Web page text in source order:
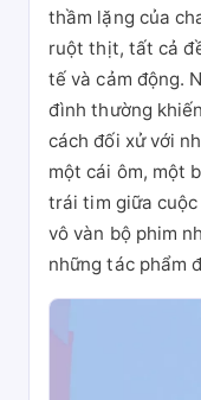
thầm lặng của
ruột thịt, tất cả
tế và cảm động.
đình thường
cách đối xử với
một cái ôm, một
trái tim giữa
vô vàn bộ phim
những tác phẩm